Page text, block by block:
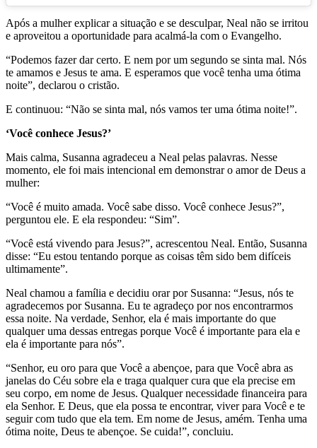
Após a mulher explicar a situação e se desculpar, Neal não se irritou
e aproveitou a oportunidade para acalmá-la com o Evangelho.
“Podemos fazer dar certo. E nem por um segundo se sinta mal. Nós
te amamos e Jesus te ama. E esperamos que você tenha uma ótima
noite”, declarou o cristão.
E continuou: “Não se sinta mal, nós vamos ter uma ótima noite!”.
‘Você conhece Jesus?’
Mais calma, Susanna agradeceu a Neal pelas palavras. Nesse
momento, ele foi mais intencional em demonstrar o amor de Deus a
mulher:
“Você é muito amada. Você sabe disso. Você conhece Jesus?”,
perguntou ele. E ela respondeu: “Sim”.
“Você está vivendo para Jesus?”, acrescentou Neal. Então, Susanna
disse: “Eu estou tentando porque as coisas têm sido bem difíceis
ultimamente”.
Neal chamou a família e decidiu orar por Susanna: “Jesus, nós te
agradecemos por Susanna. Eu te agradeço por nos encontrarmos
essa noite. Na verdade, Senhor, ela é mais importante do que
qualquer uma dessas entregas porque Você é importante para ela e
ela é importante para nós”.
“Senhor, eu oro para que Você a abençoe, para que Você abra as
janelas do Céu sobre ela e traga qualquer cura que ela precise em
seu corpo, em nome de Jesus. Qualquer necessidade financeira para
ela Senhor. E Deus, que ela possa te encontrar, viver para Você e te
seguir com tudo que ela tem. Em nome de Jesus, amém. Tenha uma
ótima noite, Deus te abençoe. Se cuida!”, concluiu.